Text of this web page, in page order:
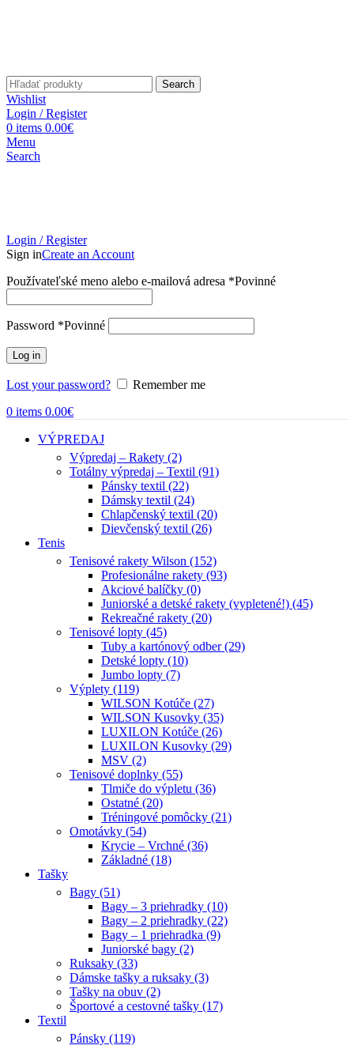
Search
Wishlist
Login / Register
0 items 0.00€
Menu
Search
Login / Register
Sign inCreate an Account
Používateľské meno alebo e-mailová adresa *Povinné
Password *Povinné
Log in
Lost your password?
Remember me
0 items 0.00€
VÝPREDAJ
Výpredaj – Rakety (2)
Totálny výpredaj – Textil (91)
Pánsky textil (22)
Dámsky textil (24)
Chlapčenský textil (20)
Dievčenský textil (26)
Tenis
Tenisové rakety Wilson (152)
Profesionálne rakety (93)
Akciové balíčky (0)
Juniorské a detské rakety (vypletené!) (45)
Rekreačné rakety (20)
Tenisové lopty (45)
Tuby a kartónový odber (29)
Detské lopty (10)
Jumbo lopty (7)
Výplety (119)
WILSON Kotúče (27)
WILSON Kusovky (35)
LUXILON Kotúče (26)
LUXILON Kusovky (29)
MSV (2)
Tenisové doplnky (55)
Tlmiče do výpletu (36)
Ostatné (20)
Tréningové pomôcky (21)
Omotávky (54)
Krycie – Vrchné (36)
Základné (18)
Tašky
Bagy (51)
Bagy – 3 priehradky (10)
Bagy – 2 priehradky (22)
Bagy – 1 priehradka (9)
Juniorské bagy (2)
Ruksaky (33)
Dámske tašky a ruksaky (3)
Tašky na obuv (2)
Športové a cestovné tašky (17)
Textil
Pánsky (119)